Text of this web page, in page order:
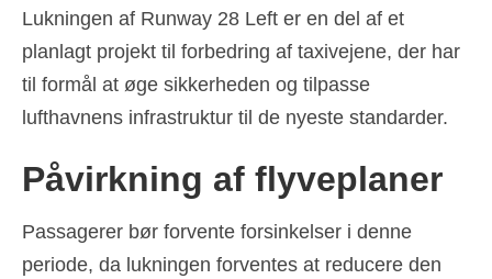
한국어( Korean)
Norsk bokmål (Norwegian Bokmål
Português( Portuguese, Portugal )
Slovenčina(Slovak)
Slovenščina (Slovenian )
Lukningen af Runway 28 Left er en del af et
planlagt projekt til forbedring af taxivejene, der har
til formål at øge sikkerheden og tilpasse
lufthavnens infrastruktur til de nyeste standarder.
Påvirkning af flyveplaner
Passagerer bør forvente forsinkelser i denne
periode, da lukningen forventes at reducere den